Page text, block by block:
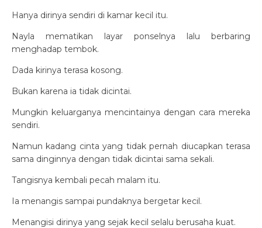
Hanya dirinya sendiri di kamar kecil itu.
Nayla mematikan layar ponselnya lalu berbaring
menghadap tembok.
Dada kirinya terasa kosong.
Bukan karena ia tidak dicintai.
Mungkin keluarganya mencintainya dengan cara mereka
sendiri.
Namun kadang cinta yang tidak pernah diucapkan terasa
sama dinginnya dengan tidak dicintai sama sekali.
Tangisnya kembali pecah malam itu.
Ia menangis sampai pundaknya bergetar kecil.
Menangisi dirinya yang sejak kecil selalu berusaha kuat.